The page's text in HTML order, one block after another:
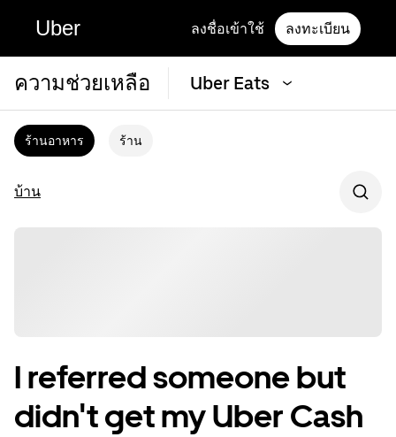
Uber ลงชื่อเข้าใช้ ลงทะเบียน
ความช่วยเหลือ Uber Eats
ร้านอาหาร ร้าน
บ้าน
I referred someone but
didn't get my Uber Cash